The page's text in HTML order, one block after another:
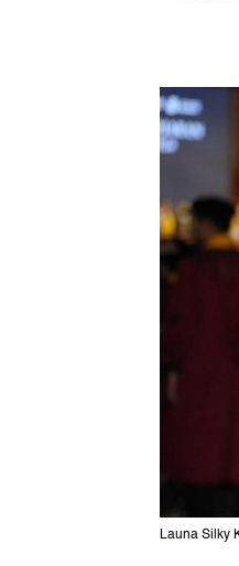
Launa Silky